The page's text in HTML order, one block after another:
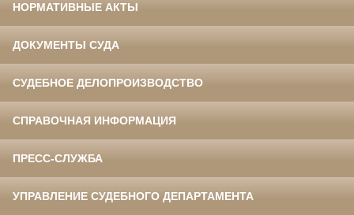
НОРМАТИВНЫЕ АКТЫ
ДОКУМЕНТЫ СУДА
СУДЕБНОЕ ДЕЛОПРОИЗВОДСТВО
СПРАВОЧНАЯ ИНФОРМАЦИЯ
ПРЕСС-СЛУЖБА
УПРАВЛЕНИЕ СУДЕБНОГО ДЕПАРТАМЕНТА